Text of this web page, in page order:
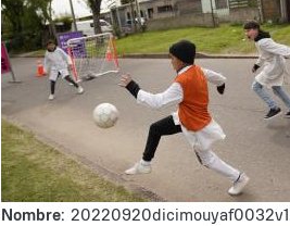
Nombre: